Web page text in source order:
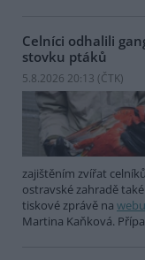
Celníci odhalili
stovku ptáků
5.8.2026 20:13 (ČTK)
zajištěním zvířat
ostravské zahradě
tiskové zprávě na webu
Martina Kaňková.